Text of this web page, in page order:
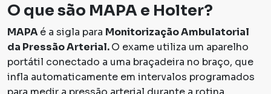
O que são MAPA e Holter?
MAPAé a sigla para Monitorização Ambulatorial
da Pressão Arterial.O exame utiliza um aparelho
portátil conectado a uma braçadeira no braço, que
infla automaticamente em intervalos programados